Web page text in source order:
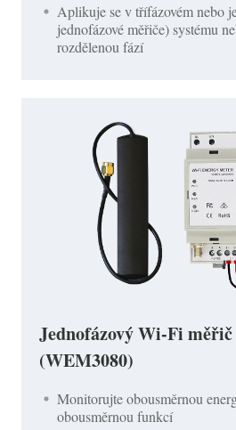
Aplikuje se v třífázovém nebo
jednofázové měřiče) systému
rozdělenou fází
Jednofázový Wi-Fi měřič
(WEM3080)
Monitorujte obousměrnou
obousměrnou funkcí